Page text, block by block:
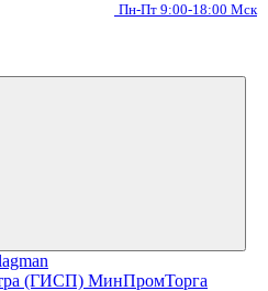
Пн-Пт 9:00-18:00 Мск
(ГИСП) МинПромТорга